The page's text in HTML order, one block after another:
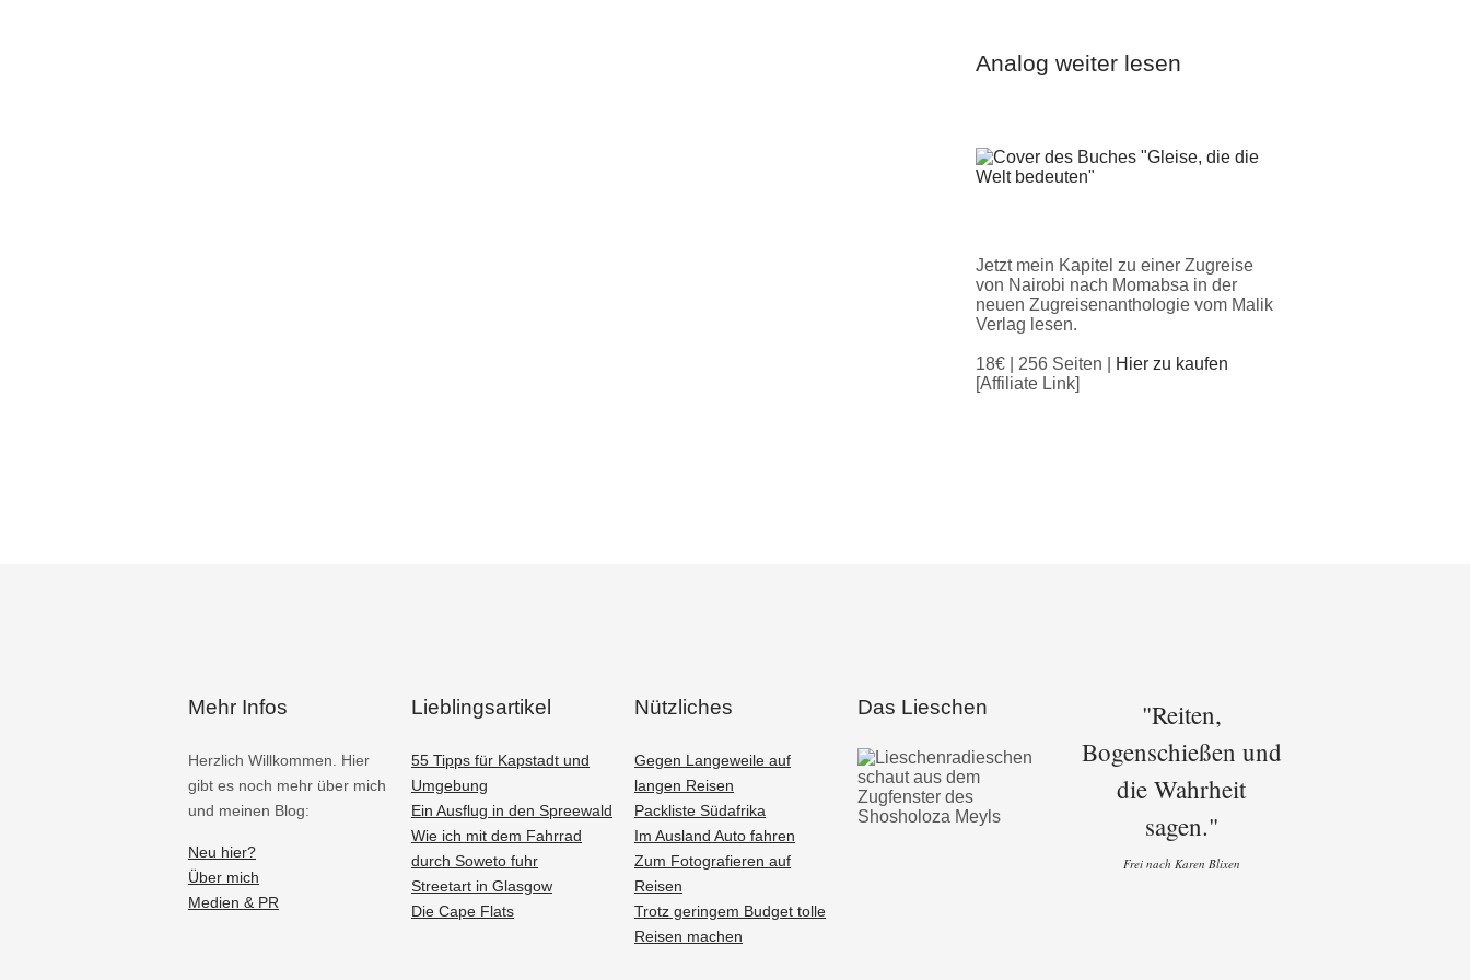
Analog weiter lesen
Jetzt mein Kapitel zu einer Zugreise
von Nairobi nach Momabsa in der
neuen Zugreisenanthologie vom Malik
Verlag lesen.
18€ | 256 Seiten |
Hier zu kaufen
[Affiliate Link]
Mehr Infos
Herzlich Willkommen. Hier
gibt es noch mehr über mich
und meinen Blog:
Neu hier?
Über mich
Medien & PR
Lieblingsartikel
55 Tipps für Kapstadt und
Umgebung
Ein Ausflug in den Spreewald
Wie ich mit dem Fahrrad
durch Soweto fuhr
Streetart in Glasgow
Die Cape Flats
Nützliches
Gegen Langeweile auf
langen Reisen
Packliste Südafrika
Im Ausland Auto fahren
Zum Fotografieren auf
Reisen
Trotz geringem Budget tolle
Reisen machen
Das Lieschen
"Reiten,
Bogenschießen und
die Wahrheit
sagen."
Frei nach Karen Blixen